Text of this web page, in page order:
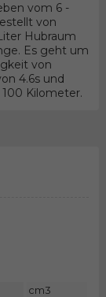
vom 6 -
von
Hubraum
Es geht um
von
4.6s und
Kilometer.
cm3